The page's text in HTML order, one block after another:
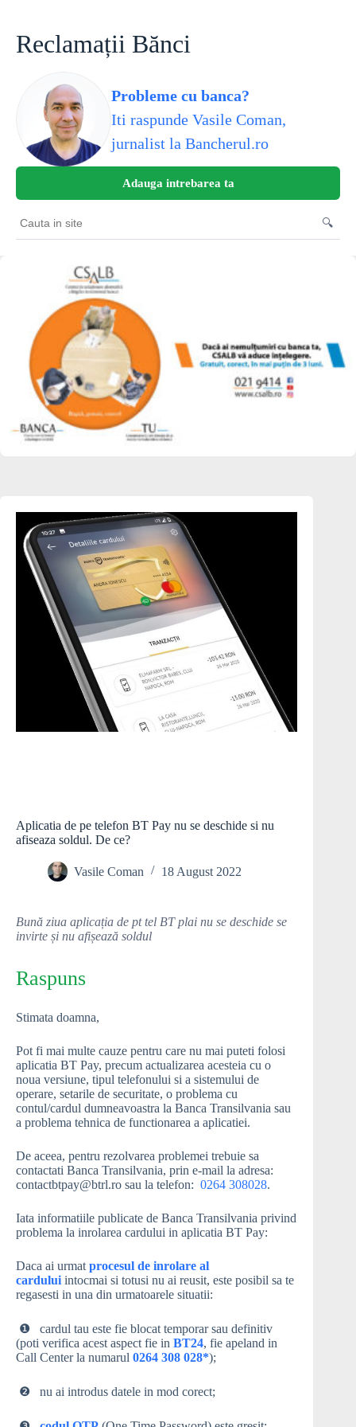
contentReclamații Bănci
Probleme cu banca?
Iti raspunde Vasile Coman,
jurnalist la Bancherul.ro
Adauga intrebarea ta
Cauta
in
🔍
Aplicatia de pe telefon BT Pay nu se deschide si nu
afiseaza soldul. De ce?
Vasile Coman 18 August 2022
Bună ziua aplicația de pt tel BT plai nu se deschide se
invirte și nu afișează soldul
Raspuns
Stimata doamna,
Pot fi mai multe cauze pentru care nu mai puteti folosi
aplicatia BT Pay, precum actualizarea acesteia cu o
noua versiune, tipul telefonului si a sistemului de
operare, setarile de securitate, o problema cu
contul/cardul dumneavoastra la Banca Transilvania sau
a problema tehnica de functionarea a aplicatiei.
De aceea, pentru rezolvarea problemei trebuie sa
contactati Banca Transilvania, prin e-mail la adresa:
contactbtpay@btrl.ro sau la telefon: 0264 308028.
Iata informatiile publicate de Banca Transilvania privind
problema la inrolarea cardului in aplicatia BT Pay:
Daca ai urmat procesul de inrolare al
cardului intocmai si totusi nu ai reusit, este posibil sa te
regasesti in una din urmatoarele situatii:
❶⠀cardul tau este fie blocat temporar sau definitiv
(poti verifica acest aspect fie in BT24, fie apeland in
Call Center la numarul 0264 308 028*);
❷⠀nu ai introdus datele in mod corect;